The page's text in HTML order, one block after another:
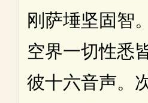
刚萨埵坚固智
空界一切性悉
彼十六音声。